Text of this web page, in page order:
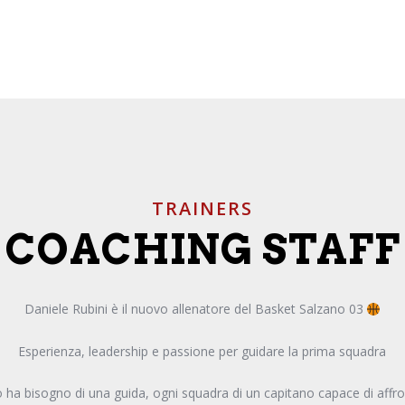
TRAINERS
COACHING STAFF
Daniele Rubini è il nuovo allenatore del Basket Salzano 03
Esperienza, leadership e passione per guidare la prima squadra
bisogno di una guida, ogni squadra di un capitano capace di